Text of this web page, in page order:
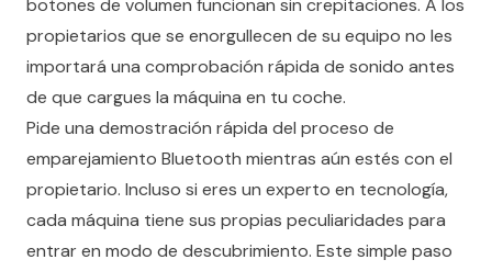
propietarios que se enorgullecen de su equipo no les
importará una comprobación rápida de sonido antes
de que cargues la máquina en tu coche.
Pide una demostración rápida del proceso de
emparejamiento Bluetooth mientras aún estés con el
propietario. Incluso si eres un experto en tecnología,
cada máquina tiene sus propias peculiaridades para
entrar en modo de descubrimiento. Este simple paso